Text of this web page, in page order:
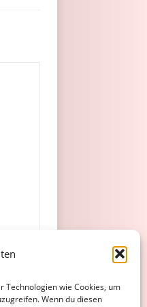
Technologien wie Cookies, um
Wenn du diesen